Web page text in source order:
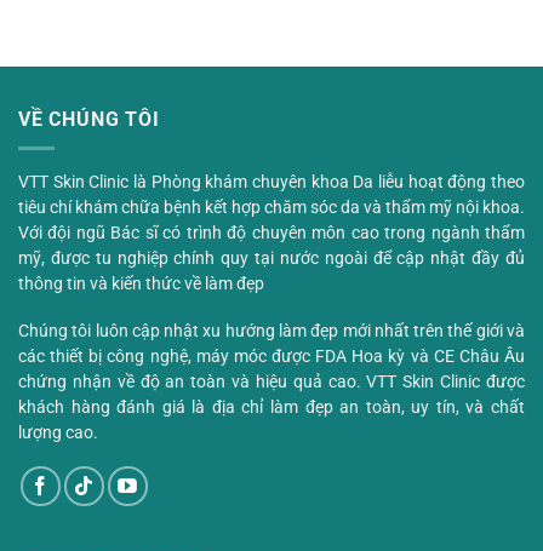
VỀ CHÚNG TÔI
VTT Skin Clinic là Phòng khám chuyên khoa Da liễu hoạt động theo
tiêu chí khám chữa bệnh kết hợp chăm sóc da và thẩm mỹ nội khoa.
Với đội ngũ Bác sĩ có trình độ chuyên môn cao trong ngành thẩm
mỹ, được tu nghiệp chính quy tại nước ngoài để cập nhật đầy đủ
thông tin và kiến thức về làm đẹp
Chúng tôi luôn cập nhật xu hướng làm đẹp mới nhất trên thế giới và
các thiết bị công nghệ, máy móc được FDA Hoa kỳ và CE Châu Âu
chứng nhận về độ an toàn và hiệu quả cao. VTT Skin Clinic được
khách hàng đánh giá là địa chỉ làm đẹp an toàn, uy tín, và chất
lượng cao.